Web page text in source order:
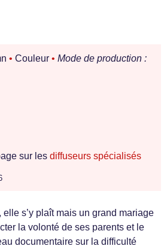
• Couleur • Mode de production :
sur les diffuseurs spécialisés
s’y plaît mais un grand mariage
la volonté de ses parents et le
documentaire sur la difficulté